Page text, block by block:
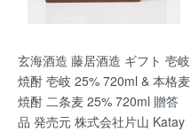
玄海酒造 藤居酒造 ギフト 壱岐
焼酎 壱岐 25% 720ml & 本格麦
焼酎 二条麦 25% 720ml 贈答
品 発売元 株式会社片山 Katay